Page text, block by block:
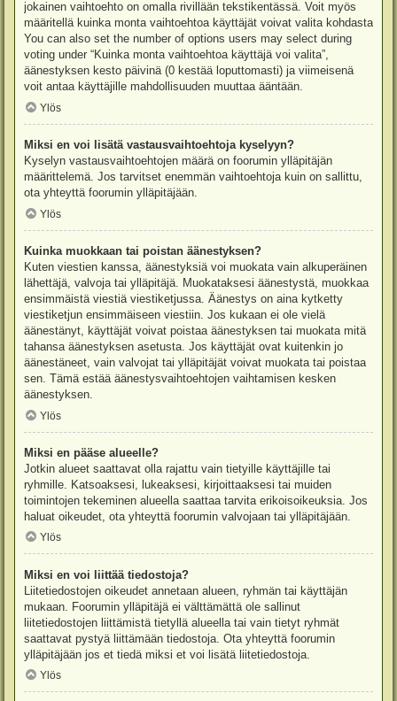
jokainen vaihtoehto on omalla rivillään tekstikentässä. Voit myös
määritellä kuinka monta vaihtoehtoa käyttäjät voivat valita kohdasta
You can also set the number of options users may select during
voting under “Kuinka monta vaihtoehtoa käyttäjä voi valita”,
äänestyksen kesto päivinä (0 kestää loputtomasti) ja viimeisenä
voit antaa käyttäjille mahdollisuuden muuttaa ääntään.
Ylös
Miksi en voi lisätä vastausvaihtoehtoja kyselyyn?
Kyselyn vastausvaihtoehtojen määrä on foorumin ylläpitäjän
määrittelemä. Jos tarvitset enemmän vaihtoehtoja kuin on sallittu,
ota yhteyttä foorumin ylläpitäjään.
Ylös
Kuinka muokkaan tai poistan äänestyksen?
Kuten viestien kanssa, äänestyksiä voi muokata vain alkuperäinen
lähettäjä, valvoja tai ylläpitäjä. Muokataksesi äänestystä, muokkaa
ensimmäistä viestiä viestiketjussa. Äänestys on aina kytketty
viestiketjun ensimmäiseen viestiin. Jos kukaan ei ole vielä
äänestänyt, käyttäjät voivat poistaa äänestyksen tai muokata mitä
tahansa äänestyksen asetusta. Jos käyttäjät ovat kuitenkin jo
äänestäneet, vain valvojat tai ylläpitäjät voivat muokata tai poistaa
sen. Tämä estää äänestysvaihtoehtojen vaihtamisen kesken
äänestyksen.
Ylös
Miksi en pääse alueelle?
Jotkin alueet saattavat olla rajattu vain tietyille käyttäjille tai
ryhmille. Katsoaksesi, lukeaksesi, kirjoittaaksesi tai muiden
toimintojen tekeminen alueella saattaa tarvita erikoisoikeuksia. Jos
haluat oikeudet, ota yhteyttä foorumin valvojaan tai ylläpitäjään.
Ylös
Miksi en voi liittää tiedostoja?
Liitetiedostojen oikeudet annetaan alueen, ryhmän tai käyttäjän
mukaan. Foorumin ylläpitäjä ei välttämättä ole sallinut
liitetiedostojen liittämistä tietyllä alueella tai vain tietyt ryhmät
saattavat pystyä liittämään tiedostoja. Ota yhteyttä foorumin
ylläpitäjään jos et tiedä miksi et voi lisätä liitetiedostoja.
Ylös